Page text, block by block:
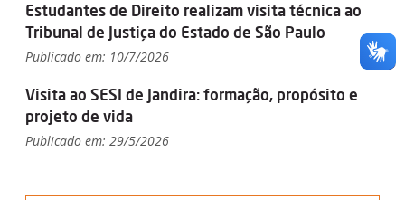
Estudantes de Direito realizam visita técnica ao
Tribunal de Justiça do Estado de São Paulo
Publicado em: 10/7/2026
Visita ao SESI de Jandira: formação, propósito e
projeto de vida
Publicado em: 29/5/2026